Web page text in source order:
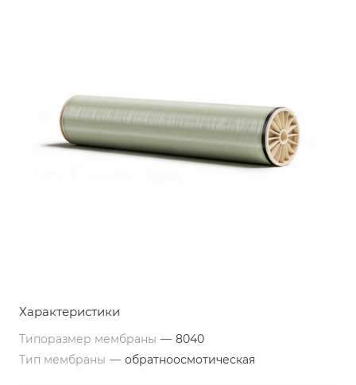
Характеристики
Типоразмер мембраны — 8040
Тип мембраны — обратноосмотическая